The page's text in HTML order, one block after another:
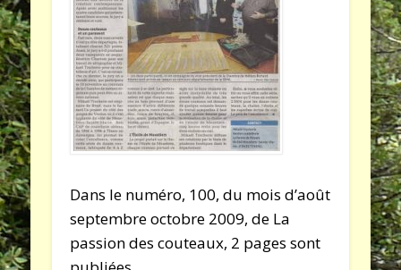
Dans le numéro, 100, du mois d’août
septembre octobre 2009, de La
passion des couteaux, 2 pages sont